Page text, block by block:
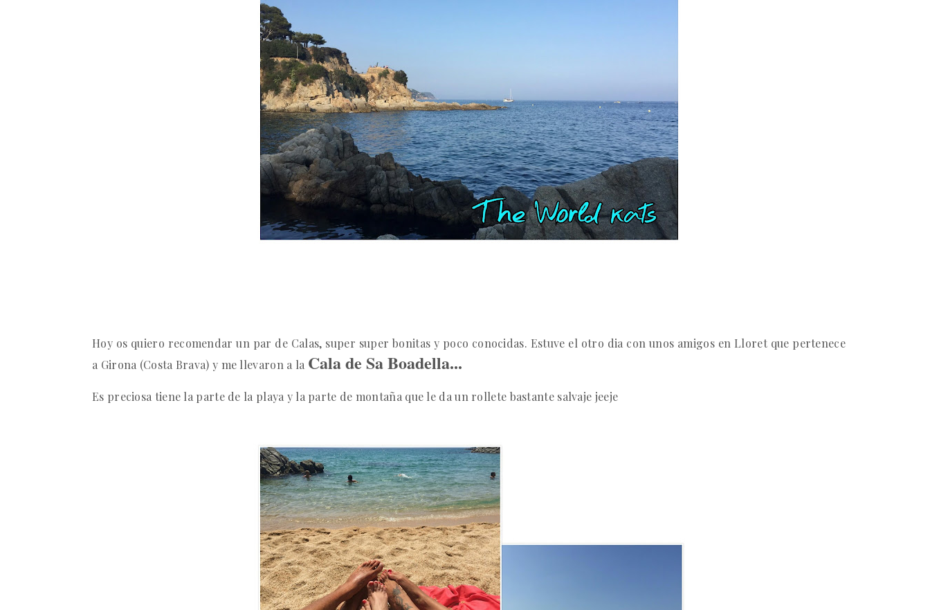
Hoy os quiero recomendar un par de Calas, super super bonitas y poco conocidas. Estuve el otro dia con unos amigos en Lloret que pertenece
a Girona (Costa Brava) y me llevaron a la Cala de Sa Boadella...
Es preciosa tiene la parte de la playa y la parte de montaña que le da un rollete bastante salvaje jeeje